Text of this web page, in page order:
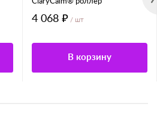
4 068 ₽ / шт
В корзину